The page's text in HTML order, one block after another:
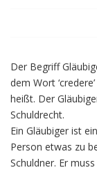
Der Begriff
dem Wort
heißt. Der
Schuldrecht.
Ein Gläubiger ist
Person etwas zu
Schuldner. Er